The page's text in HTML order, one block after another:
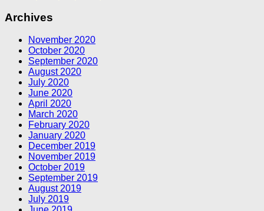
Archives
November 2020
October 2020
September 2020
August 2020
July 2020
June 2020
April 2020
March 2020
February 2020
January 2020
December 2019
November 2019
October 2019
September 2019
August 2019
July 2019